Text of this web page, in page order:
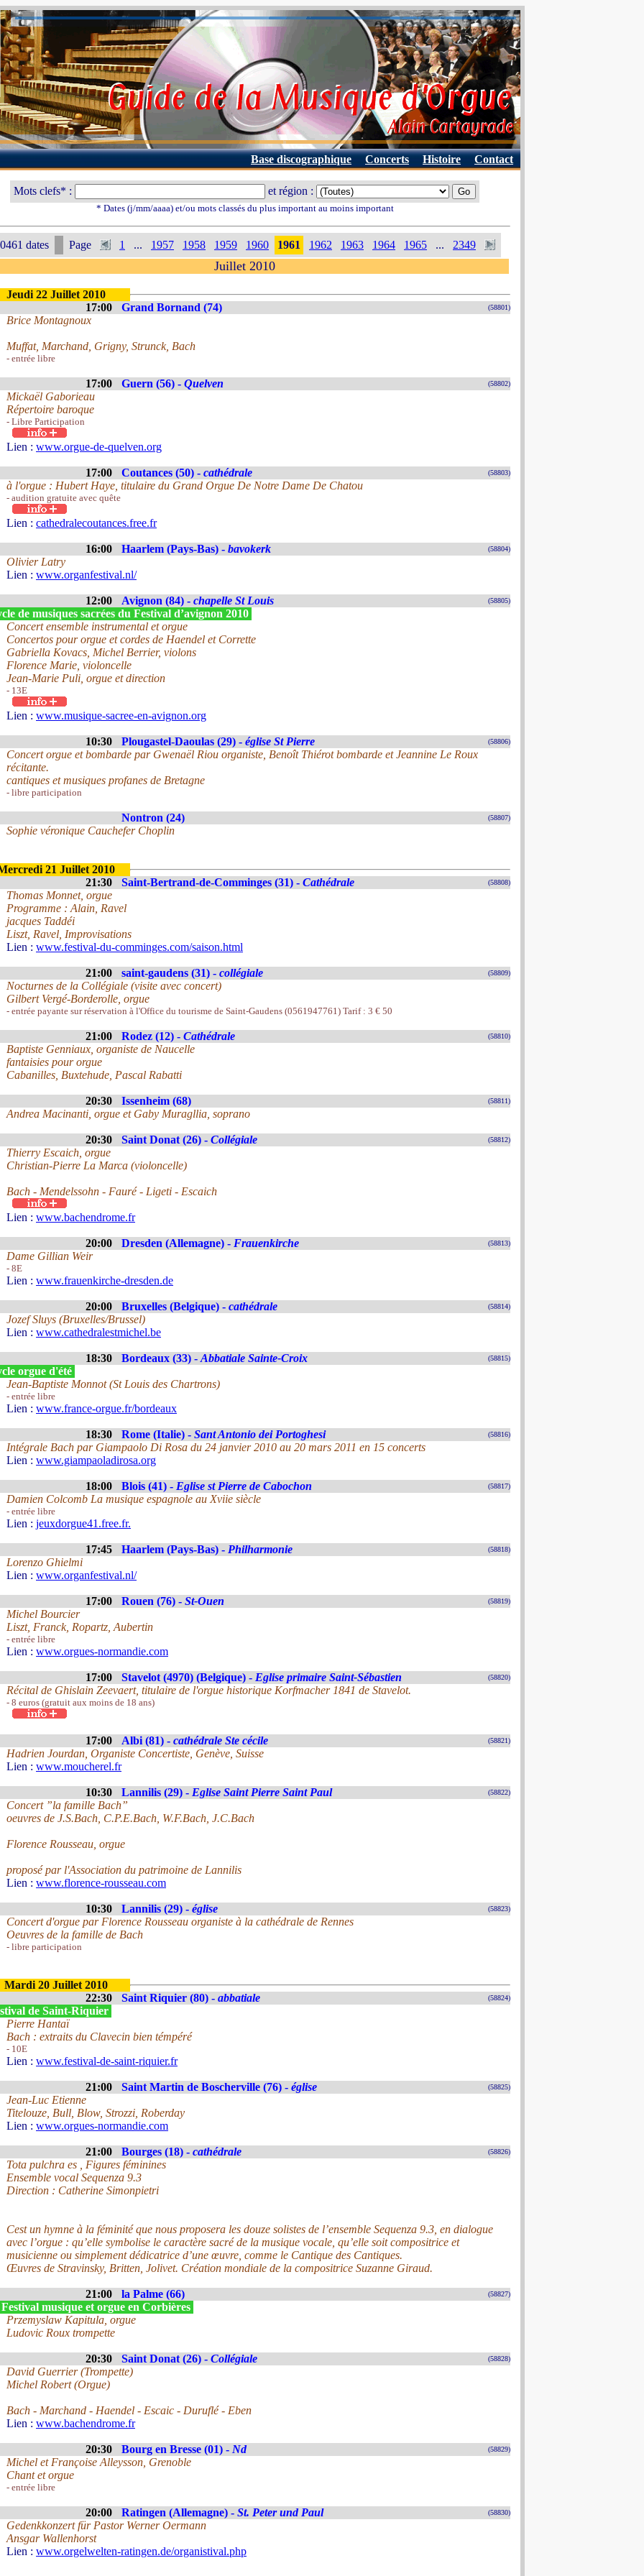
Base discographique Concerts Histoire Contact
Mots clefs* : et région :
* Dates (j/mm/aaaa) et/ou mots classés du plus important au moins important
dates Page 1 ... 1957 1958 1959 1960 1961 1962 1963 1964 1965 ... 2349
Juillet 2010
Jeudi 22 Juillet 2010
17:00
Grand Bornand (74) (58801)
Brice Montagnoux
Muffat, Marchand, Grigny, Strunck, Bach
- entrée libre
17:00 Guern (56) - Quelven (58802)
Mickaël Gaborieau
Répertoire baroque
- Libre Participation
Lien : www.orgue-de-quelven.org
17:00 Coutances (50) - cathédrale (58803)
à l'orgue : Hubert Haye, titulaire du Grand Orgue De Notre Dame De Chatou
- audition gratuite avec quête
Lien : cathedralecoutances.free.fr
16:00 Haarlem (Pays-Bas) - bavokerk (58804)
Olivier Latry
Lien : www.organfestival.nl/
12:00 Avignon (84) - chapelle St Louis (58805)
de musiques sacrées du Festival d’avignon 2010
Concert ensemble instrumental et orgue
Concertos pour orgue et cordes de Haendel et Corrette
Gabriella Kovacs, Michel Berrier, violons
Florence Marie, violoncelle
Jean-Marie Puli, orgue et direction
- 13E
Lien : www.musique-sacree-en-avignon.org
10:30 Plougastel-Daoulas (29) - église St Pierre (58806)
Concert orgue et bombarde par Gwenaël Riou organiste, Benoît Thiérot bombarde et Jeannine Le Roux
récitante.
cantiques et musiques profanes de Bretagne
- libre participation
Nontron (24) (58807)
Sophie véronique Cauchefer Choplin
21 Juillet 2010
21:30
Saint-Bertrand-de-Comminges (31) - Cathédrale (58808)
Thomas Monnet, orgue
Programme : Alain, Ravel
jacques Taddéi
Liszt, Ravel, Improvisations
Lien : www.festival-du-comminges.com/saison.html
21:00 saint-gaudens (31) - collégiale (58809)
Nocturnes de la Collégiale (visite avec concert)
Gilbert Vergé-Borderolle, orgue
- entrée payante sur réservation à l'Office du tourisme de Saint-Gaudens (0561947761) Tarif : 3 € 50
21:00 Rodez (12) - Cathédrale (58810)
Baptiste Genniaux, organiste de Naucelle
fantaisies pour orgue
Cabanilles, Buxtehude, Pascal Rabatti
20:30 Issenheim (68) (58811)
Andrea Macinanti, orgue et Gaby Muragllia, soprano
20:30 Saint Donat (26) - Collégiale (58812)
Thierry Escaich, orgue
Christian-Pierre La Marca (violoncelle)
Bach - Mendelssohn - Fauré - Ligeti - Escaich
Lien : www.bachendrome.fr
20:00 Dresden (Allemagne) - Frauenkirche (58813)
Dame Gillian Weir
- 8E
Lien : www.frauenkirche-dresden.de
20:00 Bruxelles (Belgique) - cathédrale (58814)
Jozef Sluys (Bruxelles/Brussel)
Lien : www.cathedralestmichel.be
18:30 Bordeaux (33) - Abbatiale Sainte-Croix (58815)
orgue d'été
Jean-Baptiste Monnot (St Louis des Chartrons)
- entrée libre
Lien : www.france-orgue.fr/bordeaux
18:30 Rome (Italie) - Sant Antonio dei Portoghesi (58816)
Intégrale Bach par Giampaolo Di Rosa du 24 janvier 2010 au 20 mars 2011 en 15 concerts
Lien : www.giampaoladirosa.org
18:00 Blois (41) - Eglise st Pierre de Cabochon (58817)
Damien Colcomb La musique espagnole au Xviie siècle
- entrée libre
Lien : jeuxdorgue41.free.fr.
17:45 Haarlem (Pays-Bas) - Philharmonie (58818)
Lorenzo Ghielmi
Lien : www.organfestival.nl/
17:00 Rouen (76) - St-Ouen (58819)
Michel Bourcier
Liszt, Franck, Ropartz, Aubertin
- entrée libre
Lien : www.orgues-normandie.com
17:00 Stavelot (4970) (Belgique) - Eglise primaire Saint-Sébastien (58820)
Récital de Ghislain Zeevaert, titulaire de l'orgue historique Korfmacher 1841 de Stavelot.
- 8 euros (gratuit aux moins de 18 ans)
17:00 Albi (81) - cathédrale Ste cécile (58821)
Hadrien Jourdan, Organiste Concertiste, Genève, Suisse
Lien : www.moucherel.fr
10:30 Lannilis (29) - Eglise Saint Pierre Saint Paul (58822)
Concert ”la famille Bach”
oeuvres de J.S.Bach, C.P.E.Bach, W.F.Bach, J.C.Bach
Florence Rousseau, orgue
proposé par l'Association du patrimoine de Lannilis
Lien : www.florence-rousseau.com
10:30 Lannilis (29) - église (58823)
Concert d'orgue par Florence Rousseau organiste à la cathédrale de Rennes
Oeuvres de la famille de Bach
- libre participation
Mardi 20 Juillet 2010
22:30
Saint Riquier (80) - abbatiale (58824)
de Saint-Riquier
Pierre Hantaï
Bach : extraits du Clavecin bien témpéré
- 10E
Lien : www.festival-de-saint-riquier.fr
21:00 Saint Martin de Boscherville (76) - église (58825)
Jean-Luc Etienne
Titelouze, Bull, Blow, Strozzi, Roberday
Lien : www.orgues-normandie.com
21:00 Bourges (18) - cathédrale (58826)
Tota pulchra es , Figures féminines
Ensemble vocal Sequenza 9.3
Direction : Catherine Simonpietri
Cest un hymne à la féminité que nous proposera les douze solistes de l’ensemble Sequenza 9.3, en dialogue
avec l’orgue : qu’elle symbolise le caractère sacré de la musique vocale, qu’elle soit compositrice et
musicienne ou simplement dédicatrice d’une œuvre, comme le Cantique des Cantiques.
Œuvres de Stravinsky, Britten, Jolivet. Création mondiale de la compositrice Suzanne Giraud.
21:00 la Palme (66) (58827)
musique et orgue en Corbières
Przemyslaw Kapitula, orgue
Ludovic Roux trompette
20:30 Saint Donat (26) - Collégiale (58828)
David Guerrier (Trompette)
Michel Robert (Orgue)
Bach - Marchand - Haendel - Escaic - Duruflé - Eben
Lien : www.bachendrome.fr
20:30 Bourg en Bresse (01) - Nd (58829)
Michel et Françoise Alleysson, Grenoble
Chant et orgue
- entrée libre
20:00 Ratingen (Allemagne) - St. Peter und Paul (58830)
Gedenkkonzert für Pastor Werner Oermann
Ansgar Wallenhorst
Lien : www.orgelwelten-ratingen.de/organistival.php